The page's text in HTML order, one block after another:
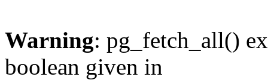
Warning: pg_fetch_all()
boolean given in